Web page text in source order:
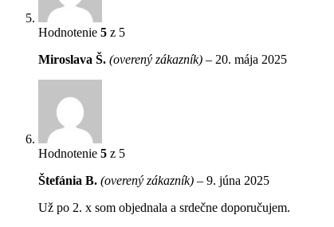
Hodnotenie 5 z 5
Miroslava Š. (overený zákazník) – 20. mája 2025
Hodnotenie 5 z 5
Štefánia B. (overený zákazník) – 9. júna 2025
Už po 2. x som objednala a srdečne doporučujem.